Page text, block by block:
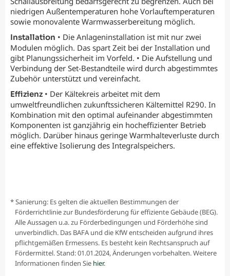
niedrigen Außentemperaturen hohe Vorlauftemperaturen
sowie monovalente Warmwasserbereitung möglich.
Installation • Die Anlageninstallation ist mit nur zwei
Modulen möglich. Das spart Zeit bei der Installation und
gibt Planungssicherheit im Vorfeld. • Die Aufstellung und
Verbindung der Set-Bestandteile wird durch abgestimmtes
Zubehör unterstützt und vereinfacht.
Effizienz • Der Kältekreis arbeitet mit dem
umweltfreundlichen zukunftssicheren Kältemittel R290. In
Kombination mit den optimal aufeinander abgestimmten
Komponenten ist ganzjährig ein hocheffizienter Betrieb
möglich. Darüber hinaus geringe Warmhalteverluste durch
eine effektive Isolierung des Integralspeichers.
* Sanierung: Es gelten die aktuellen Bestimmungen der
Förderrichtlinie zur Bundesförderung für effiziente Gebäude (BEG).
Alle Aussagen u.a. zu Förderbedingungen und Förderhöhe sind
unverbindlich. Das BAFA und die KfW entscheiden aufgrund ihres
pflichtgemäßen Ermessens. Es besteht kein Rechtsanspruch auf
Fördermittel. Stand: 01.01.2024, Änderungen vorbehalten. Weitere
Informationen finden Sie hier.